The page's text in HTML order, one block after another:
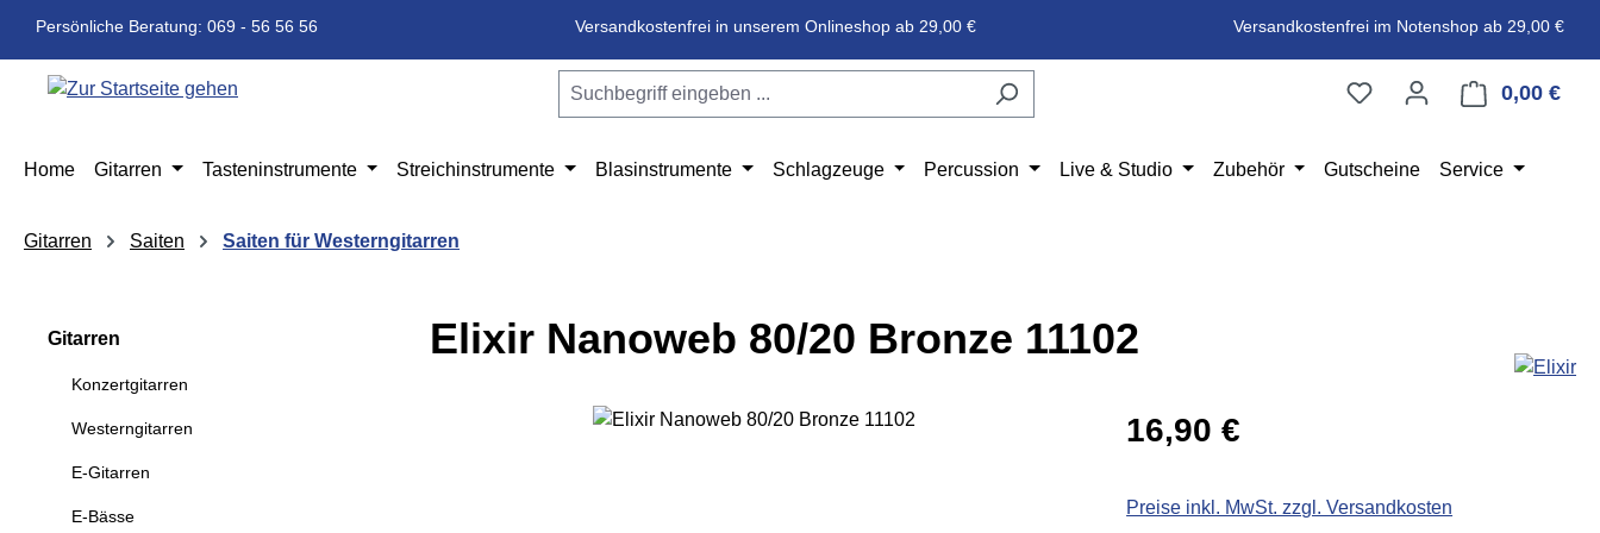
Hauptinhalt springen
Zur Suche springen
Zur Hauptnavigation springen
Persönliche Beratung: 069 - 56 56 56 Versandkostenfrei in unserem Onlineshop ab 29,00 € Versandkostenfrei im Notenshop ab 29,00 €
0,00 €
Home Gitarren Tasteninstrumente Streichinstrumente Blasinstrumente Schlagzeuge Percussion Live & Studio Zubehör Gutscheine Service
Gitarren Saiten Saiten für Westerngitarren
Gitarren
Konzertgitarren
Westerngitarren
E-Gitarren
E-Bässe
Elixir Nanoweb 80/20 Bronze 11102
Bildergalerie überspringen Regulärer Preis:
16,90 €
Preise inkl. MwSt. zzgl. Versandkosten